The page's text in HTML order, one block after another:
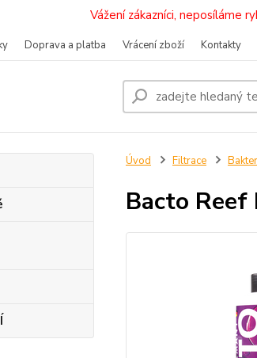
Vážení zákazníci, neposíláme
Doprava a platba Vrácení zboží Kontakty
Úvod Filtrace
Bacto